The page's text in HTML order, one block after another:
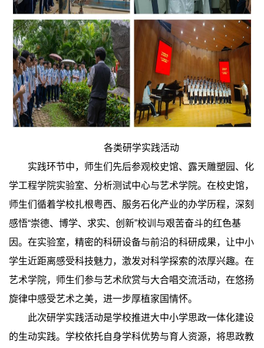
各类研学实践活动
实践环节中，师生们先后参观校史馆、露天雕塑园、化
学工程学院实验室、分析测试中心与艺术学院。在校史馆，
师生们循着学校扎根粤西、服务石化产业的办学历程，深刻
感悟“崇德、博学、求实、创新”校训与艰苦奋斗的红色基
因。在实验室，精密的科研设备与前沿的科研成果，让中小
学生近距离感受科技魅力，激发对科学探索的浓厚兴趣。在
艺术学院，师生们参与艺术欣赏与大合唱交流活动，在悠扬
旋律中感受艺术之美，进一步厚植家国情怀。
此次研学实践活动是学校推进大中小学思政一体化建设
的生动实践。学校依托自身学科优势与育人资源，将思政教